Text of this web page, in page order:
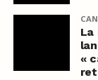
La
«